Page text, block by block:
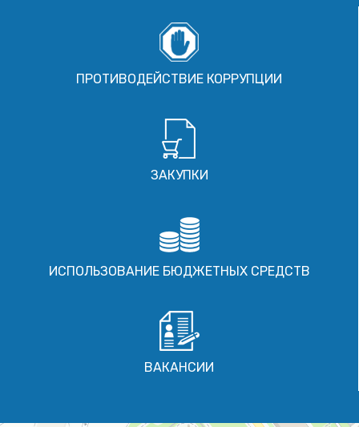
ПРОТИВОДЕЙСТВИЕ КОРРУПЦИИ
ЗАКУПКИ
ИСПОЛЬЗОВАНИЕ БЮДЖЕТНЫХ СРЕДСТВ
ВАКАНСИИ